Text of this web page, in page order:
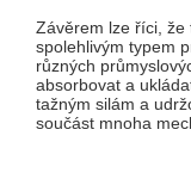
Závěrem lze říci, že
spolehlivým typem
různých
absorbovat a
tažným silám a
součást mnoha